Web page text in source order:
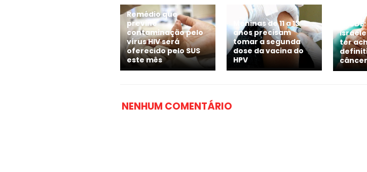
Remédio que
previne
contaminação pelo
vírus HIV será
oferecido pelo SUS
este mês
Meninas de 11 a 13
anos precisam
tomar a segunda
dose da vacina do
HPV
ter
câncer
NENHUM COMENTÁRIO